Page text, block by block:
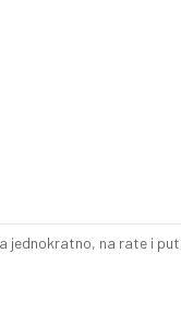
jednokratno, na rate i